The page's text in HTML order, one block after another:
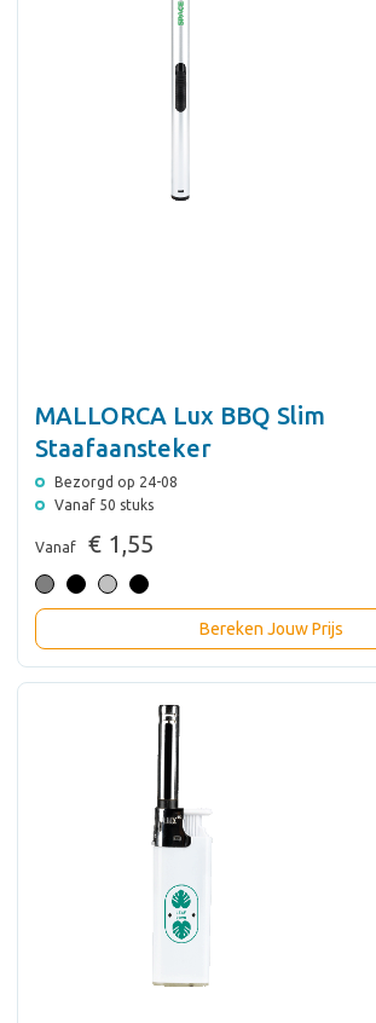
MALLORCA Lux BBQ Slim
Staafaansteker
Bezorgd op 24-08
Vanaf 50 stuks
Vanaf € 1,55
Bereken Jouw Prijs